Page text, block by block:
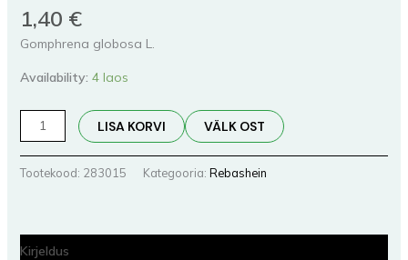
1,40 €
Gomphrena globosa L.
Availability: 4 laos
LISA KORVI VÄLK OST
Tootekood: 283015 Kategooria: Rebashein
Kirjeldus